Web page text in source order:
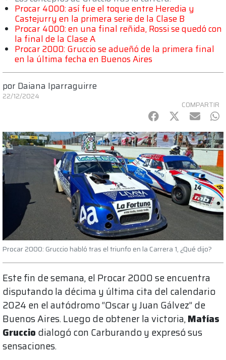
Procar 4000: así fue el toque entre Heredia y
Castejurry en la primera serie de la Clase B
Procar 4000: en una final reñida, Rossi se quedó con
la final de la Clase A
Procar 2000: Gruccio se adueñó de la primera final
en la última fecha en Buenos Aires
por Daiana Iparraguirre
22/12/2024
COMPARTIR
Facebook
Twitter
mail
Procar 2000: Gruccio habló tras el triunfo en la Carrera 1, ¿Qué dijo?
Este fin de semana, el Procar 2000 se encuentra
disputando la décima y última cita del calendario
2024 en el autódromo “Oscar y Juan Gálvez” de
Buenos Aires. Luego de obtener la victoria,Matías
Gruccio dialogó con Carburando y expresó sus
sensaciones.